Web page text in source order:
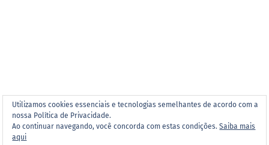
Utilizamos cookies essenciais e tecnologias semelhantes de acordo com a
nossa Política de Privacidade.
Ao continuar navegando, você concorda com estas condições.Saiba mais
aqui